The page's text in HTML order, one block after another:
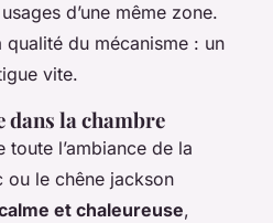
d’une même zone.
du mécanisme : un
vite.
dans la chambre
l’ambiance de la
ou le chêne jackson
et chaleureuse,